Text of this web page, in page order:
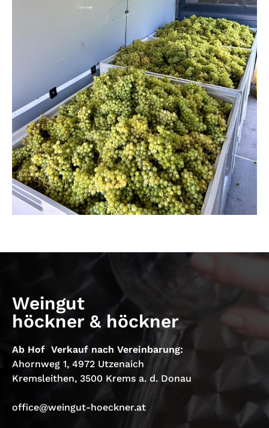
Weingut
höckner & höckner
Ab Hof Verkauf nach Vereinbarung:
Ahornweg 1, 4972 Utzenaich
Kremsleithen, 3500 Krems a. d. Donau
office@weingut-hoeckner.at